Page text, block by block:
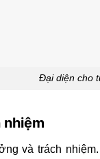
Đại diện cho
và trách